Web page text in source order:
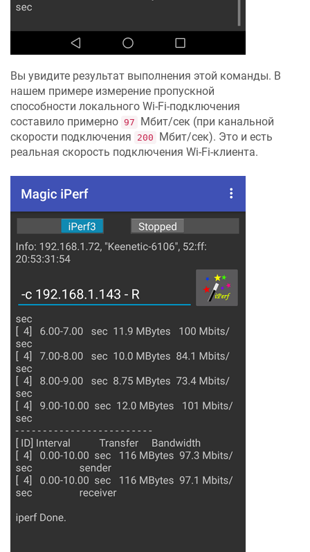
Вы увидите результат выполнения этой команды. В
нашем примере измерение пропускной
способности локального Wi-Fi-подключения
составило примерно 97
Мбит/сек (при канальной
скорости подключения
200
Мбит/сек). Это и есть
реальная скорость подключения Wi-Fi-клиента.